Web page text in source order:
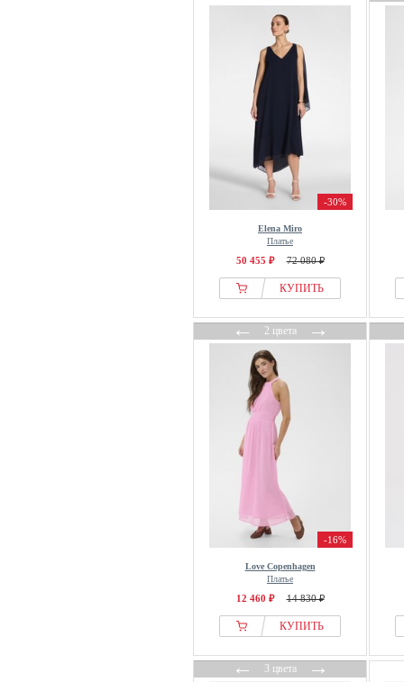
-30%
Elena Miro
Платье
50 455 ₽ 72 080 ₽
КУПИТЬ
←2 цвета→
-16%
Love Copenhagen
Платье
12 460 ₽ 14 830 ₽
КУПИТЬ
←3 цвета→